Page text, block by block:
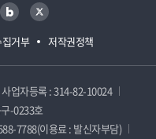
거부 저작권정책
블로그 트위터
사업자등록 : 314-82-10024
-0233호
7788(이용료 : 발신자부담)